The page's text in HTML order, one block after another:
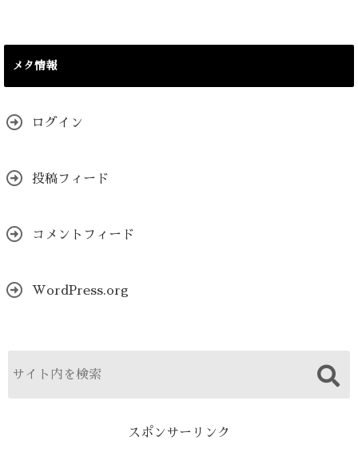
メタ情報
ログイン
投稿フィード
コメントフィード
WordPress.org
スポンサーリンク